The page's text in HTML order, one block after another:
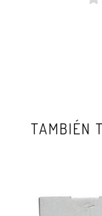
TAMBIÉN